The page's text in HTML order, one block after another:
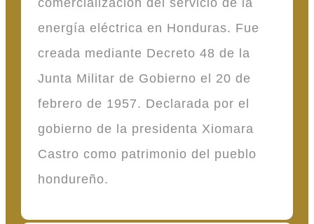
energía eléctrica en Honduras. Fue
creada mediante Decreto 48 de la
Junta Militar de Gobierno el 20 de
febrero de 1957. Declarada por el
gobierno de la presidenta Xiomara
Castro como patrimonio del pueblo
hondureño.